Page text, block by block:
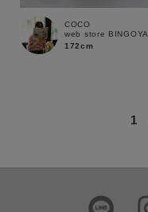
COCO
web store BINGOYA
172cm
1